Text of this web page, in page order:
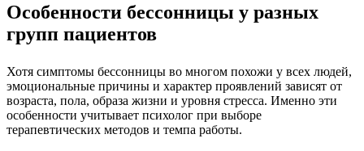
Особенности бессонницы у разных
групп пациентов
Хотя симптомы бессонницы во многом похожи у всех людей,
эмоциональные причины и характер проявлений зависят от
возраста, пола, образа жизни и уровня стресса. Именно эти
особенности учитывает психолог при выборе
терапевтических методов и темпа работы.